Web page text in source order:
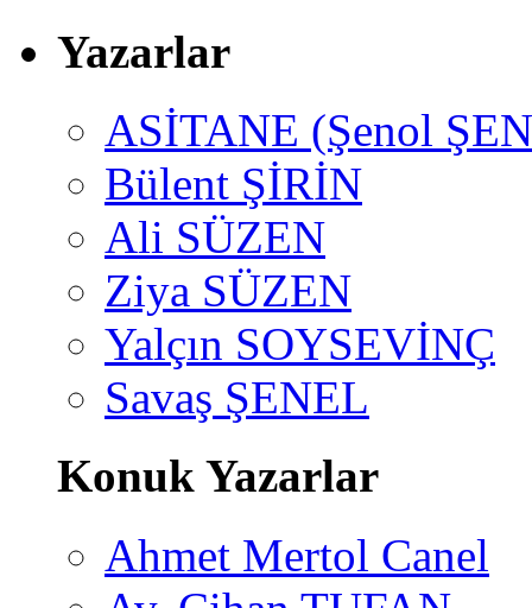
Yazarlar
ASİTANE (Şenol
Bülent ŞİRİN
Ali SÜZEN
Ziya SÜZEN
Yalçın SOYSEVİNÇ
Savaş ŞENEL
Konuk Yazarlar
Ahmet Mertol Canel